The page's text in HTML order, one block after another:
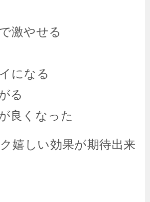
激やせる
になる
る
良くなった
嬉しい効果が期待出来